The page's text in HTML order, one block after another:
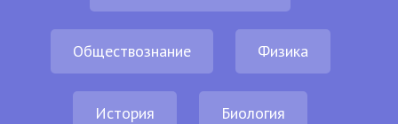
Обществознание Физика
История Биология